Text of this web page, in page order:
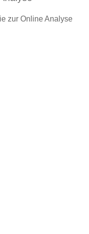
zur Online Analyse